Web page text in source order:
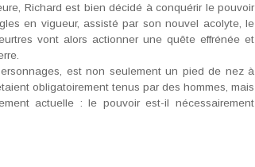
Richard est bien décidé à conquérir le pouvoir
en vigueur, assisté par son nouvel acolyte, le
vont alors actionner une quête effrénée et
est non seulement un pied de nez à
obligatoirement tenus par des hommes, mais
actuelle : le pouvoir est-il nécessairement